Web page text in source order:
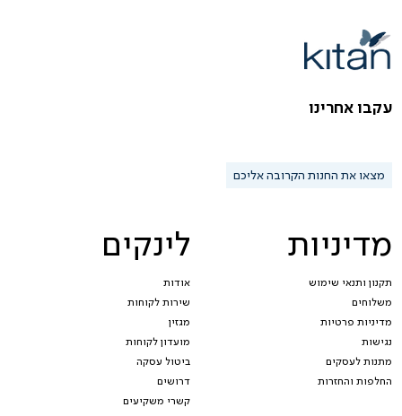
מדיניות
תקנון ותנאי שימוש
משלוחים
מדיניות פרטיות
נגישות
מתנות לעסקים
החלפות והחזרות
לינקים
אודות
שירות לקוחות
מגזין
מועדון לקוחות
ביטול עסקה
דרושים
קשרי משקיעים
עקבו אחרינו
מצאו את החנות הקרובה אליכם